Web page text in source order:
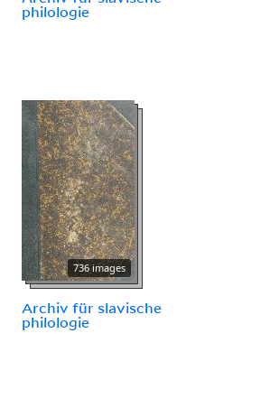
philologie
736 images
Archiv für slavische
philologie